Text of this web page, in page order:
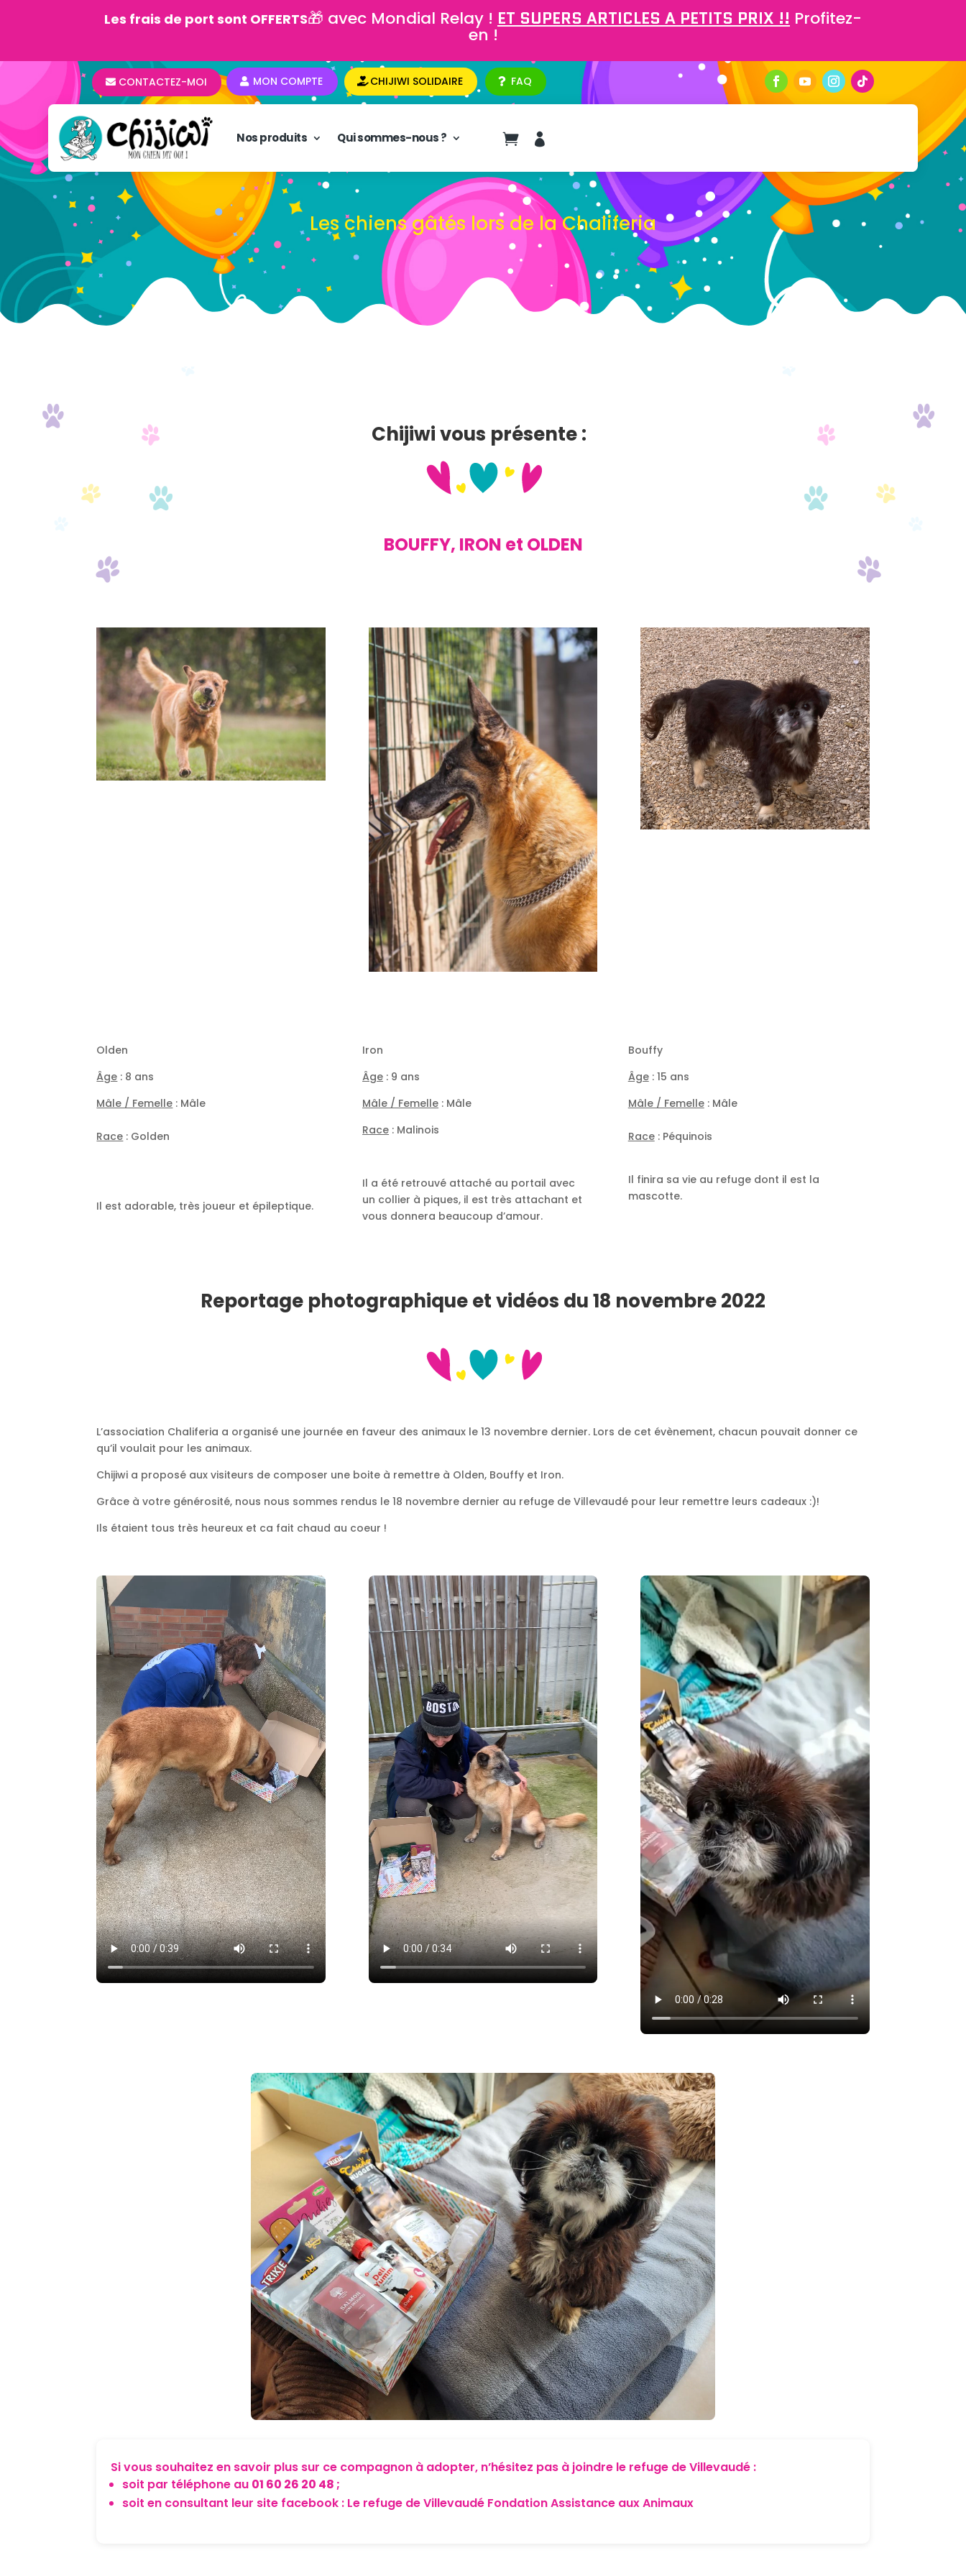
Les frais de port sont OFFERTS🎁 avec Mondial Relay ! ET SUPERS ARTICLES A PETITS PRIX !! Profitez-
en !
CONTACTEZ-MOI MON COMPTE CHIJIWI SOLIDAIRE FAQ
Nos produits Qui sommes-nous ?  
Les chiens gâtés lors de la Chaliferia
Chijiwi vous présente :
BOUFFY, IRON et OLDEN
Olden
Âge : 8 ans
Mâle / Femelle : Mâle
Race : Golden
Il est adorable, très joueur et épileptique.
Iron
Âge : 9 ans
Mâle / Femelle : Mâle
Race : Malinois
Il a été retrouvé attaché au portail avec
un collier à piques, il est très attachant et
vous donnera beaucoup d’amour.
Bouffy
Âge: 15 ans
Mâle / Femelle: Mâle
Race: Péquinois
Il finira sa vie au refuge dont il est la
mascotte.
Reportage photographique et vidéos du 18 novembre 2022
L’association Chaliferia a organisé une journée en faveur des animaux le 13 novembre dernier. Lors de cet évènement, chacun pouvait donner ce
qu’il voulait pour les animaux.
Chijiwi a proposé aux visiteurs de composer une boite à remettre à Olden, Bouffy et Iron.
Grâce à votre générosité, nous nous sommes rendus le 18 novembre dernier au refuge de Villevaudé pour leur remettre leurs cadeaux :)!
Ils étaient tous très heureux et ca fait chaud au coeur !
Si vous souhaitez en savoir plus sur ce compagnon à adopter, n’hésitez pas à joindre le refuge de Villevaudé :
soit par téléphone au 01 60 26 20 48 ;
soit en consultant leur site facebook : Le refuge de Villevaudé Fondation Assistance aux Animaux